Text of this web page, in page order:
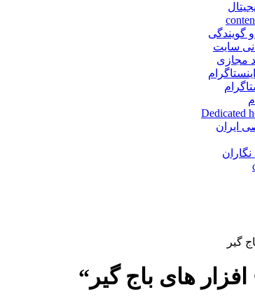
گویندگی
سایت
مجازی
Dedicated
ایران
افزار های باج گیر“